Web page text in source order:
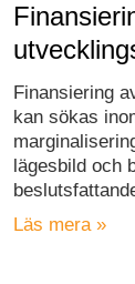
Finansiering
kan sökas
lägesbild och
Läs mera »